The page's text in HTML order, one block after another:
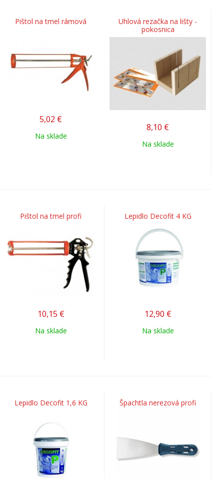
Pištol na tmel rámová
5,02 €
Na sklade
Uhlová rezačka na lišty -
pokosnica
8,10 €
Na sklade
Pištol na tmel profi
10,15 €
Na sklade
Lepidlo Decofit 4 KG
12,90 €
Na sklade
Lepidlo Decofit 1,6 KG Špachtla nerezová profi